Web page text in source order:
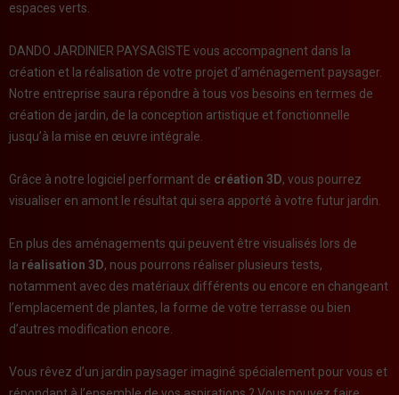
espaces verts.
DANDO JARDINIER PAYSAGISTE vous accompagnent dans la
création et la réalisation de votre projet d’aménagement paysager.
Notre entreprise saura répondre à tous vos besoins en termes de
création de jardin, de la conception artistique et fonctionnelle
jusqu’à la mise en œuvre intégrale.
Grâce à notre logiciel performant de création 3D, vous pourrez
visualiser en amont le résultat qui sera apporté à votre futur jardin.
En plus des aménagements qui peuvent être visualisés lors de
la réalisation 3D, nous pourrons réaliser plusieurs tests,
notamment avec des matériaux différents ou encore en changeant
l’emplacement de plantes, la forme de votre terrasse ou bien
d’autres modification encore.
Vous rêvez d’un jardin paysager imaginé spécialement pour vous et